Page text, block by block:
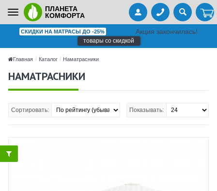
Toggle
navigation
ПЛАНЕТА
КОМФОРТА
СКИДКИ НА МАТРАСЫ ДО -25% Акция закончилась!
товары со скидкой
Главная Каталог Наматрасники
НАМАТРАСНИКИ
Сортировать: Показывать: